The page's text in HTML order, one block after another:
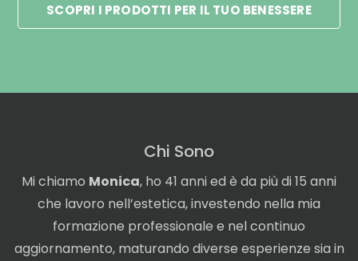
SCOPRI I PRODOTTI PER IL TUO BENESSERE
Chi Sono
Mi chiamo Monica, ho 41 anni ed è da più di 15 anni
che lavoro nell’estetica, investendo nella mia
formazione professionale e nel continuo
aggiornamento, maturando diverse esperienze sia in